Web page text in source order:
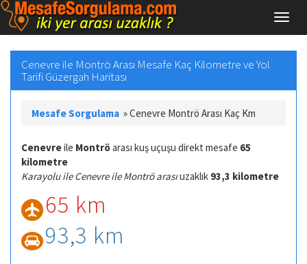
Cenevre ile Montrö Arası Mesafe Kaç Kilometre ve Yol
Tarifi Güzergah Haritası
Mesafe Sorgulama »Cenevre Montrö Arası Kaç Km
Cenevreile Montröarası kuş uçuşu direkt mesafe 65
kilometre
Karayolu ile Cenevre ile Montrö arasıuzaklık 93,3 kilometre
65 km
93,3 km